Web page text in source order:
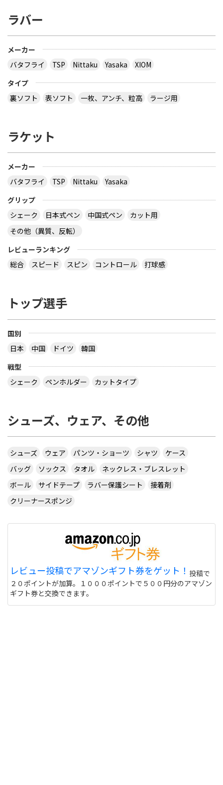
ラバー
メーカー
バタフライ
TSP Nittaku Yasaka
XIOM
タイプ
裏ソフト
表ソフト 一枚、アンチ、粒高 ラージ用
ラケット
メーカー
バタフライ
TSP Nittaku
Yasaka
グリップ
シェーク
日本式ペン 中国式ペン
カット用
その他（異質、反転）
レビューランキング
総合
スピード スピン コントロール 打球感
トップ選手
国別
日本
中国 ドイツ
韓国
戦型
シェーク
ペンホルダー カットタイプ
シューズ、ウェア、その他
シューズ ウェア パンツ・ショーツ シャツ
ケース
バッグ
ソックス タオル
ネックレス・ブレスレット
ボール
サイドテープ ラバー保護シート
接着剤
クリーナースポンジ
レビュー投稿でアマゾンギフト券をゲット！ 投稿で
２０ポイントが加算。１０００ポイントで５００円分のアマゾン
ギフト券と交換できます。